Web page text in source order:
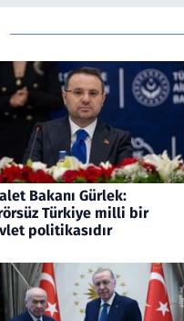
Bakanı Gürlek:
Türkiye milli bir
politikasıdır